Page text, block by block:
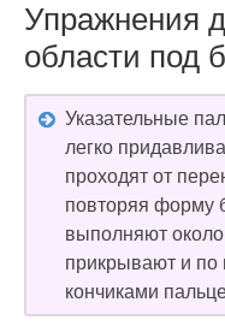
Упражнения
области под
Указательные
легко
проходят от
повторяя форму
выполняют
прикрывают и по
кончиками